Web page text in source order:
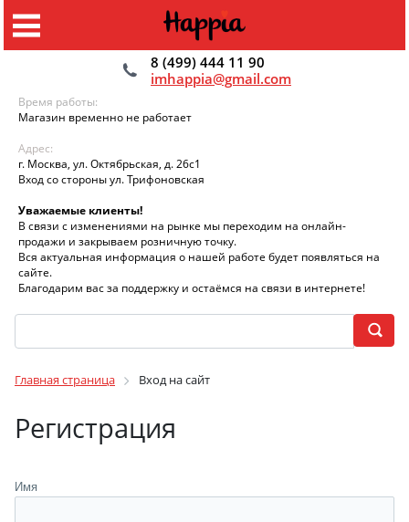
8 (499) 444 11 90
imhappia@gmail.com
Время работы:
Магазин временно не работает
Адрес:
г. Москва, ул. Октябрьская, д. 26с1
Вход со стороны ул. Трифоновская
Уважаемые клиенты!
В связи с изменениями на рынке мы переходим на онлайн-
продажи и закрываем розничную точку.
Вся актуальная информация о нашей работе будет появляться на
сайте.
Благодарим вас за поддержку и остаёмся на связи в интернете!
Главная страница Вход на сайт
Регистрация
Имя